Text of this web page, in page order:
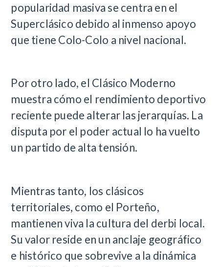
popularidad masiva se centra en el
Superclásico debido al inmenso apoyo
que tiene Colo-Colo a nivel nacional.
Por otro lado, el Clásico Moderno
muestra cómo el rendimiento deportivo
reciente puede alterar las jerarquías. La
disputa por el poder actual lo ha vuelto
un partido de alta tensión.
Mientras tanto, los clásicos
territoriales, como el Porteño,
mantienen viva la cultura del derbi local.
Su valor reside en un anclaje geográfico
e histórico que sobrevive a la dinámica